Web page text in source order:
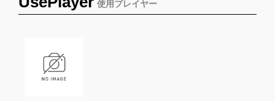
使用プレイヤー